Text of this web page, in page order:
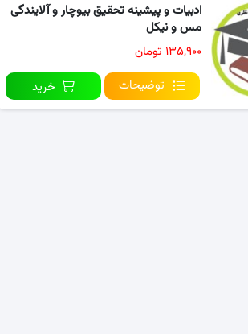
ادبیات و پیشینه تحقیق بیوچار و آلایندگی
مس و نیکل
۱۳۵,۹۰۰ تومان
توضیحات
خرید